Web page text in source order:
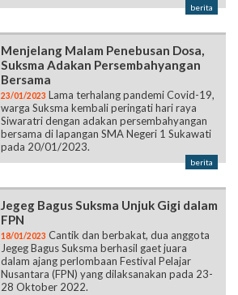
berita
Menjelang Malam Penebusan Dosa,
Suksma Adakan Persembahyangan
Bersama
23/01/2023 Lama terhalang pandemi Covid-19,
warga Suksma kembali peringati hari raya
Siwaratri dengan adakan persembahyangan
bersama di lapangan SMA Negeri 1 Sukawati
pada 20/01/2023.
berita
Jegeg Bagus Suksma Unjuk Gigi dalam
FPN
18/01/2023 Cantik dan berbakat, dua anggota
Jegeg Bagus Suksma berhasil gaet juara
dalam ajang perlombaan Festival Pelajar
Nusantara (FPN) yang dilaksanakan pada 23-
28 Oktober 2022.